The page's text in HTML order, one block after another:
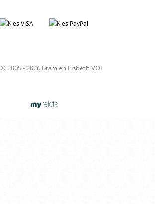
© 2005 - 2026 Bram en Elsbeth VOF